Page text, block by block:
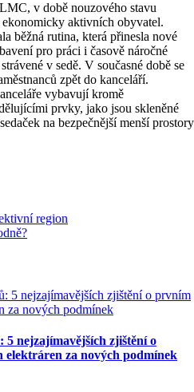
v době nouzového stavu
aktivních obyvatel.
běžná rutina, která přinesla nové
pro práci i časově náročné
v sedě. V současné době se
zpět do kanceláří.
vybavují kromě
prvky, jako jsou skleněné
na bezpečnější menší prostory
region
nejzajímavějších zjištění o
za nových podmínek